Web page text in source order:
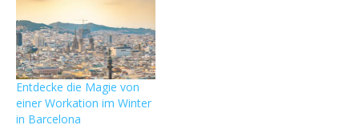
Entdecke die Magie von
einer Workation im Winter
in Barcelona